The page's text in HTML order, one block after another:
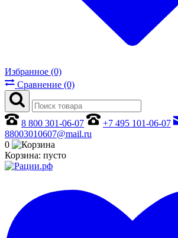
Избранное (0)
Сравнение (0)
8 800 301-06-07
+7 495 101-06-07
88003010607@mail.ru
0
Корзина: пусто